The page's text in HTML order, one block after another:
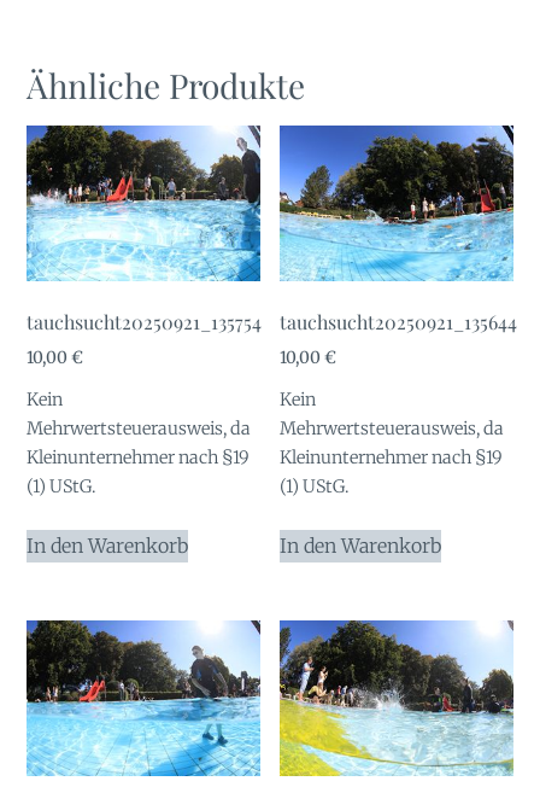
Ähnliche Produkte
tauchsucht20250921_135754
10,00€
Kein
Mehrwertsteuerausweis, da
Kleinunternehmer nach §19
(1) UStG.
In den Warenkorb
tauchsucht20250921_135644
10,00€
Kein
Mehrwertsteuerausweis, da
Kleinunternehmer nach §19
(1) UStG.
In den Warenkorb